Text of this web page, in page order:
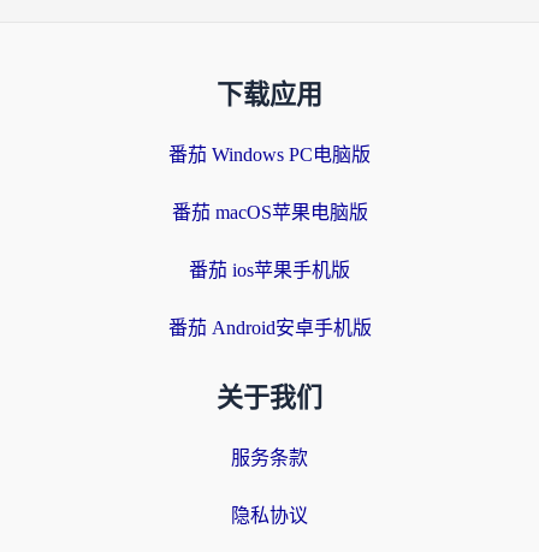
下载应用
番茄 Windows PC电脑版
番茄 macOS苹果电脑版
番茄 ios苹果手机版
番茄 Android安卓手机版
关于我们
服务条款
隐私协议